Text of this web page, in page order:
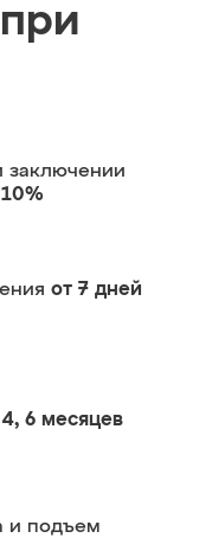
заключении
от 7 дней
6 месяцев
и подъем